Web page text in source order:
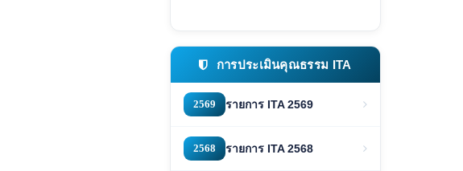
การประเมินคุณธรรม ITA
2569 รายการ ITA 2569
2568 รายการ ITA 2568